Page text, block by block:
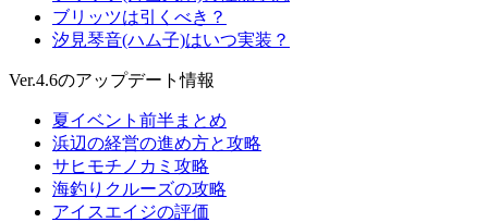
ブリッツは引くべき？
汐見琴音(ハム子)はいつ実装？
Ver.4.6のアップデート情報
夏イベント前半まとめ
浜辺の経営の進め方と攻略
サヒモチノカミ攻略
海釣りクルーズの攻略
アイスエイジの評価